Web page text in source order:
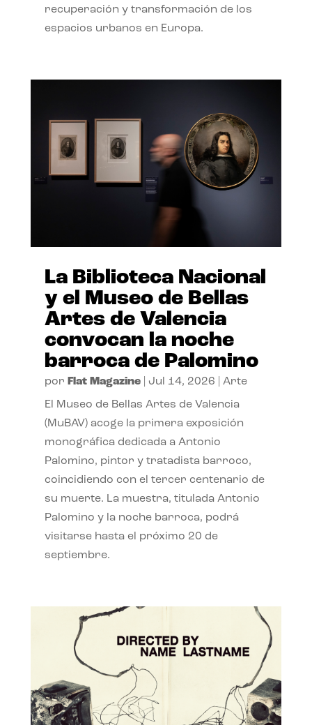
recuperación y transformación de los
espacios urbanos en Europa.
La Biblioteca Nacional
y el Museo de Bellas
Artes de Valencia
convocan la noche
barroca de Palomino
por Flat Magazine| Jul 14, 2026 Arte
El Museo de Bellas Artes de Valencia
(MuBAV) acoge la primera exposición
monográfica dedicada a Antonio
Palomino, pintor y tratadista barroco,
coincidiendo con el tercer centenario de
su muerte. La muestra, titulada Antonio
Palomino y la noche barroca, podrá
visitarse hasta el próximo 20 de
septiembre.